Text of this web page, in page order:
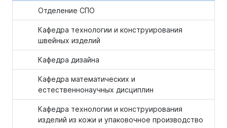
Отделение СПО
Кафедра технологии и конструирования
швейных изделий
Кафедра дизайна
Кафедра математических и
естественнонаучных дисциплин
Кафедра технологии и конструирования
изделий из кожи и упаковочное производство